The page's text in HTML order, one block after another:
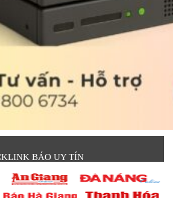
BÁO UY TÍN